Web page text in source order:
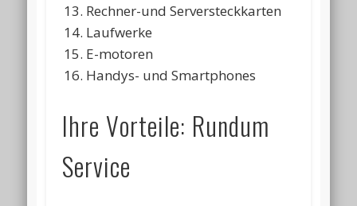
Rechner-und Serversteckkarten
Laufwerke
E-motoren
Handys- und Smartphones
Ihre Vorteile: Rundum
Service